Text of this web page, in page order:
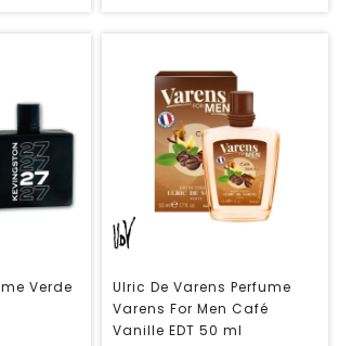
Verde
Ulric De Varens Perfume
Varens For Men Café
Vanille EDT 50 ml